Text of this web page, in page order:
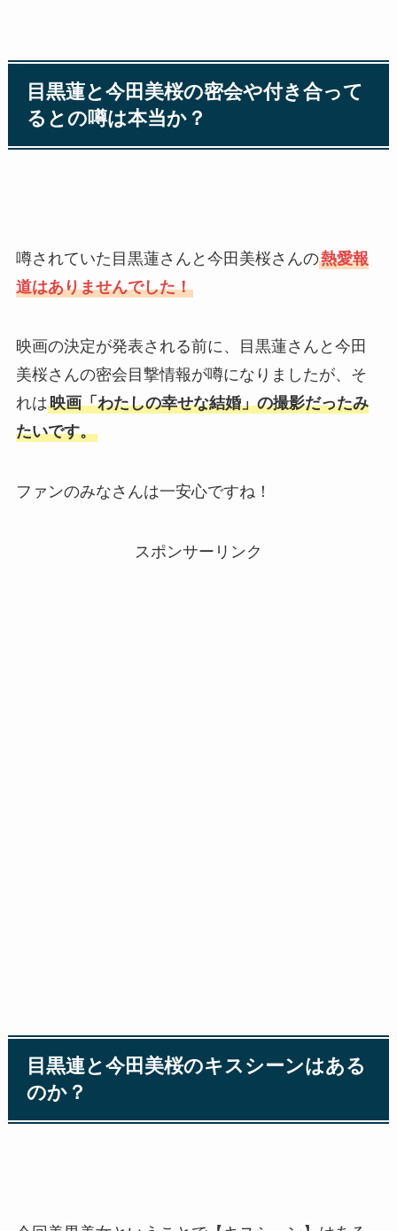
目黒蓮と今田美桜の密会や付き合って
るとの噂は本当か？
噂されていた目黒蓮さんと今田美桜さんの熱愛報
道はありませんでした！
映画の決定が発表される前に、目黒蓮さんと今田
美桜さんの密会目撃情報が噂になりましたが、そ
れは映画「わたしの幸せな結婚」の撮影だったみ
たいです。
ファンのみなさんは一安心ですね！
スポンサーリンク
目黒連と今田美桜のキスシーンはある
のか？